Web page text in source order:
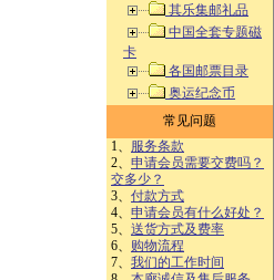
其乐集邮礼品
中国全套专题磁
卡
各国邮票目录
奥运纪念币
常见问题
1、 服务条款
2、 申请会员需要交费吗？
交多少？
3、 付款方式
4、 申请会员有什么好处？
5、 送货方式及费率
6、 购物流程
7、 我们的工作时间